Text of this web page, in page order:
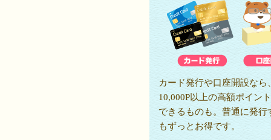
カード発行や口座開設なら
10,000P以上の高額ポイン
できるものも。普通に発行
もずっとお得です。